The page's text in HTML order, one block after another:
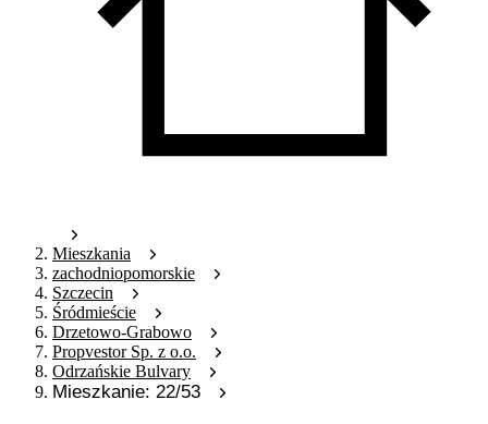
Mieszkania
zachodniopomorskie
Szczecin
Śródmieście
Drzetowo-Grabowo
Propvestor Sp. z o.o.
Odrzańskie Bulvary
Mieszkanie: 22/53